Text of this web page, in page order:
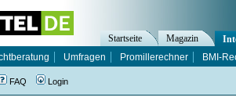
Startseite Magazin
Umfragen Promillerechner BMI-
FAQ Login